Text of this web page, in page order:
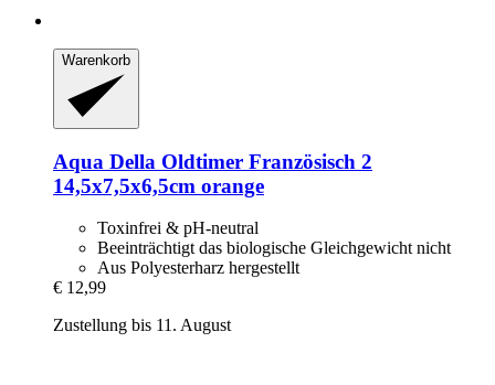
Warenkorb
Aqua Della Oldtimer Französisch 2
14,5x7,5x6,5cm orange
Toxinfrei & pH-neutral
Beeinträchtigt das biologische Gleichgewicht nicht
Aus Polyesterharz hergestellt
€ 12,99
Zustellung bis 11. August